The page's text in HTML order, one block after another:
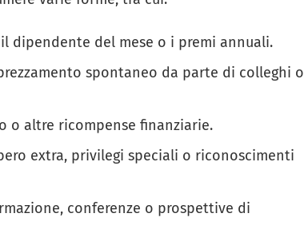
dipendente del mese o i premi annuali.
spontaneo da parte di colleghi o
o altre ricompense finanziarie.
extra, privilegi speciali o riconoscimenti
conferenze o prospettive di